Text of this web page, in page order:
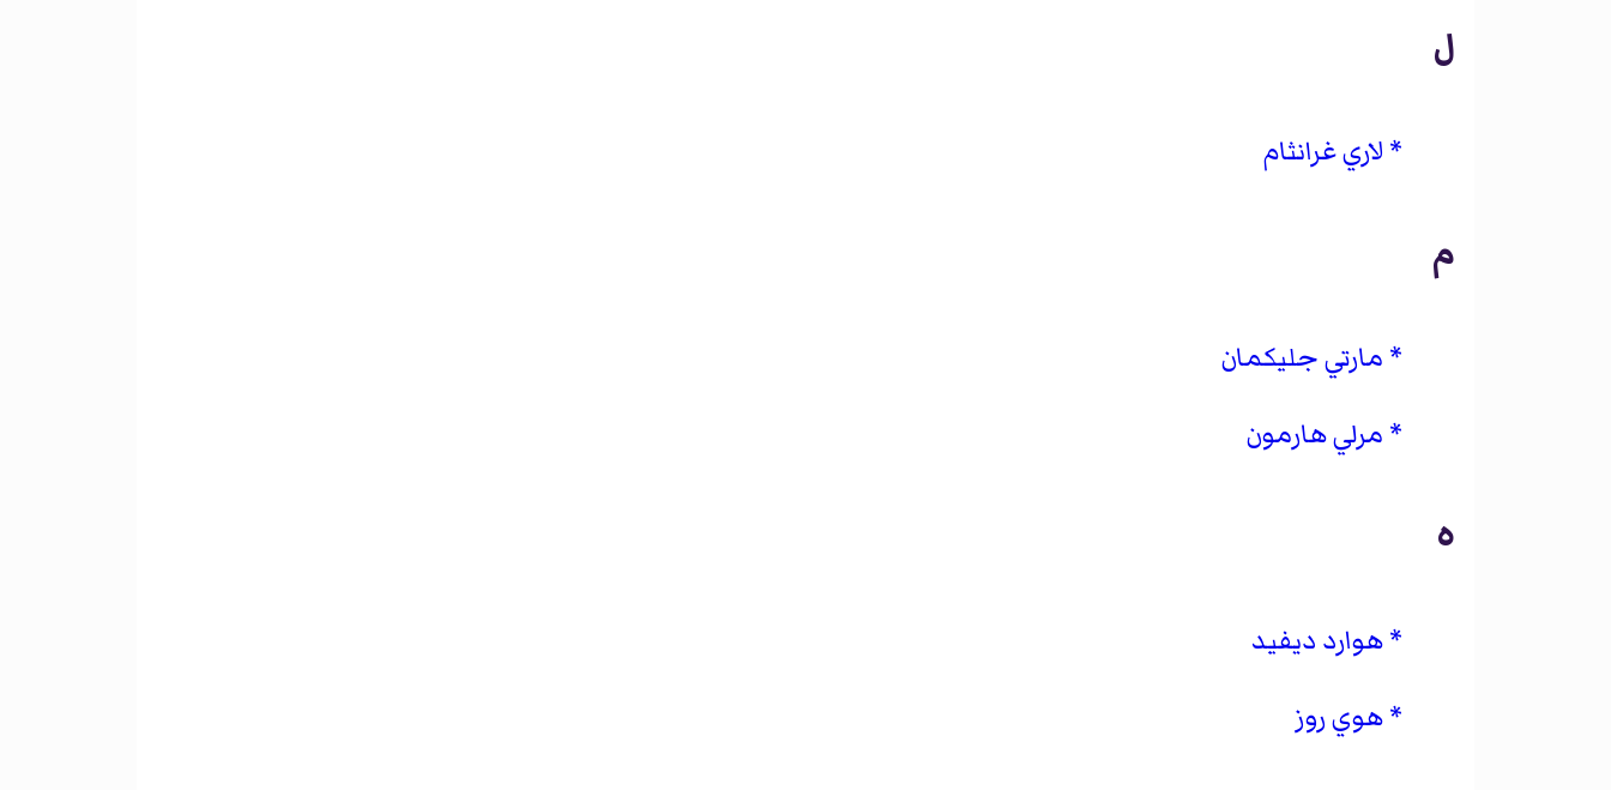
ل
لاري غرانثام
م
مارتي جليكمان
مرلي هارمون
ه
هوارد ديفيد
هوي روز